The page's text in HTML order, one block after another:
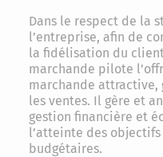
Dans le respect de la
l’entreprise, afin de
la fidélisation du
marchande pilote
marchande attractive,
les ventes. Il gère et
gestion financière et
l’atteinte des
budgétaires.